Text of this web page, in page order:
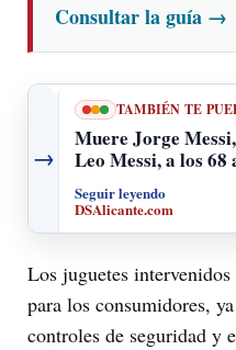
Consultar la guía →
→
TAMBIÉN TE
Muere Jorge
Leo Messi, a los 68
Seguir leyendo
DSAlicante.com
Los juguetes
para los consumidores,
controles de seguridad y